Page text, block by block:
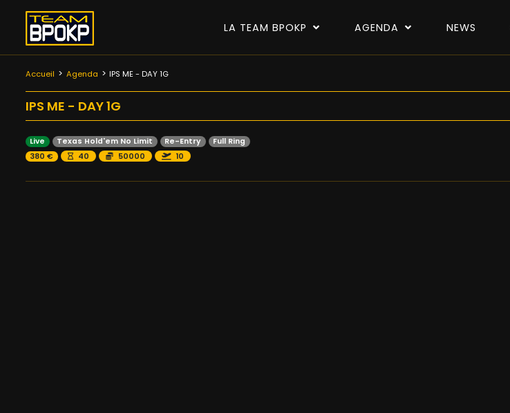
LA TEAM BPOKP AGENDA NEWS
Accueil Agenda IPS ME - DAY 1G
IPS ME - DAY 1G
Live Texas Hold'em No Limit Re-Entry
Full Ring
380 €
40 50000 10